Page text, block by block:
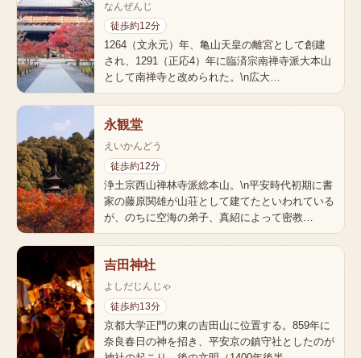
なんぜんじ
徒歩約12分
1264（文永元）年、亀山天皇の離宮として創建
され、1291（正応4）年に臨済宗南禅寺派大本山
として南禅寺と改められた。\n広大…
永観堂
えいかんどう
徒歩約12分
浄土宗西山禅林寺派総本山。\n平安時代初期に書
家の藤原関雄が山荘として建てたといわれている
が、のちに空海の弟子、真紹によって密教…
吉田神社
よしだじんじゃ
徒歩約13分
京都大学正門の東の吉田山に位置する。859年に
奈良春日の神を招き、平安京の鎮守社としたのが